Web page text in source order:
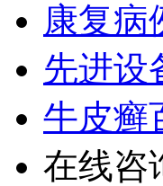
康复病
先进设
牛皮癣
在线咨